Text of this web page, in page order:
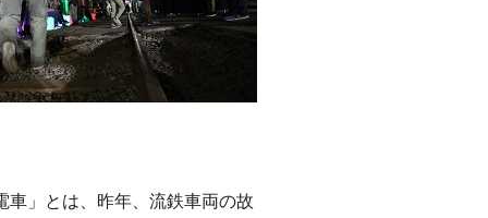
」とは、昨年、流鉄車両の故